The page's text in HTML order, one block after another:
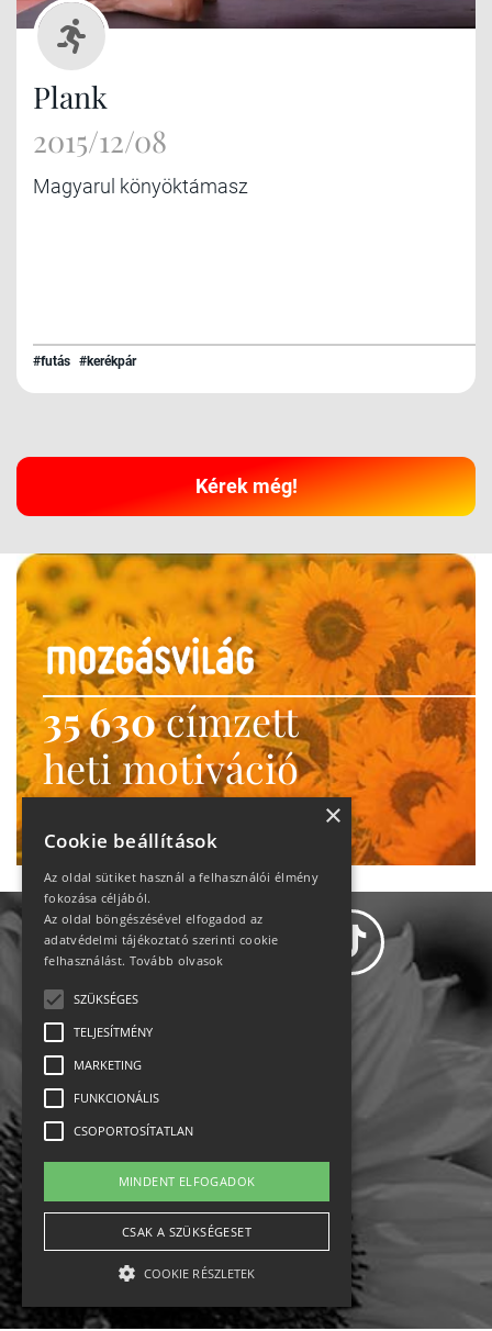
Plank
2015/12/08
Magyarul könyöktámasz
#futás #kerékpár
Kérek még!
35 630címzett
heti motiváció
Ne maradj le!
Impresszum-kapcsolat
Jogi nyilatkozat
Rólunk
English
×
Cookie beállítások
Az oldal sütiket használ a felhasználói élmény
fokozása céljából.
Az oldal böngészésével elfogadod az
adatvédelmi tájékoztató szerinti cookie
felhasználást. Tovább olvasok
SZÜKSÉGES
TELJESÍTMÉNY
MARKETING
FUNKCIONÁLIS
CSOPORTOSÍTATLAN
MINDENT ELFOGADOK
CSAK A SZÜKSÉGESET
COOKIE RÉSZLETEK